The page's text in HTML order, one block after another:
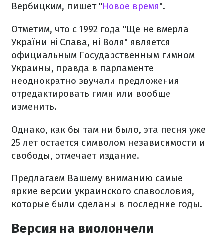
Вербицким, пишет "Новое время".
Отметим, что с 1992 года "Ще не вмерла
України ні Слава, ні Воля" является
официальным Государственным гимном
Украины, правда в парламенте
неоднократно звучали предложения
отредактировать гимн или вообще
изменить.
Однако, как бы там ни было, эта песня уже
25 лет остается символом независимости и
свободы, отмечает издание.
Предлагаем Вашему вниманию самые
яркие версии украинского славословия,
которые были сделаны в последние годы.
Версия на виолончели